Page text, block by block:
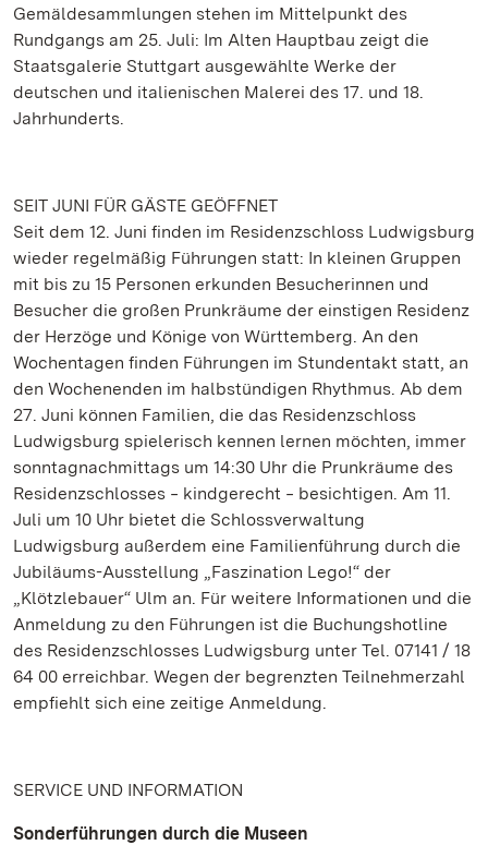
Gemäldesammlungen stehen im Mittelpunkt des
Rundgangs am 25. Juli: Im Alten Hauptbau zeigt die
Staatsgalerie Stuttgart ausgewählte Werke der
deutschen und italienischen Malerei des 17. und 18.
Jahrhunderts.
SEIT JUNI FÜR GÄSTE GEÖFFNET
Seit dem 12. Juni finden im Residenzschloss Ludwigsburg
wieder regelmäßig Führungen statt: In kleinen Gruppen
mit bis zu 15 Personen erkunden Besucherinnen und
Besucher die großen Prunkräume der einstigen Residenz
der Herzöge und Könige von Württemberg. An den
Wochentagen finden Führungen im Stundentakt statt, an
den Wochenenden im halbstündigen Rhythmus. Ab dem
27. Juni können Familien, die das Residenzschloss
Ludwigsburg spielerisch kennen lernen möchten, immer
sonntagnachmittags um 14:30 Uhr die Prunkräume des
Residenzschlosses ‒ kindgerecht ‒ besichtigen. Am 11.
Juli um 10 Uhr bietet die Schlossverwaltung
Ludwigsburg außerdem eine Familienführung durch die
Jubiläums-Ausstellung „Faszination Lego!“ der
„Klötzlebauer“ Ulm an. Für weitere Informationen und die
Anmeldung zu den Führungen ist die Buchungshotline
des Residenzschlosses Ludwigsburg unter Tel. 07141 / 18
64 00 erreichbar. Wegen der begrenzten Teilnehmerzahl
empfiehlt sich eine zeitige Anmeldung.
SERVICE UND INFORMATION
Sonderführungen durch die Museen